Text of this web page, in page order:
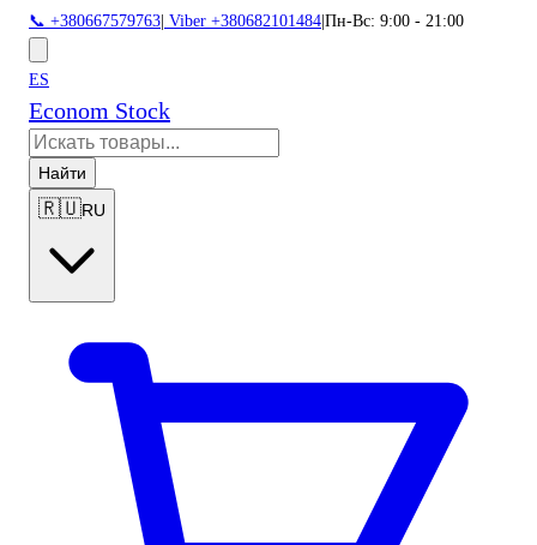
📞 +380667579763 Viber +380682101484 Пн-Вс: 9:00 - 21:00
ES
Econom Stock
Найти
🇷🇺RU